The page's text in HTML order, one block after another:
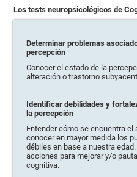
Los tests neuropsicológicos de
Determinar problemas
percepción
Conocer el estado de la
alteración o trastorno
Identificar debilidades y
la percepción
Entender cómo se encuentra
conocer en mayor medida los
débiles en base a nuestra
acciones para mejorar y/o
cognitiva.